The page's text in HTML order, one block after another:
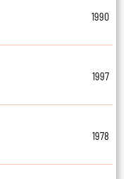
1990
1997
1978